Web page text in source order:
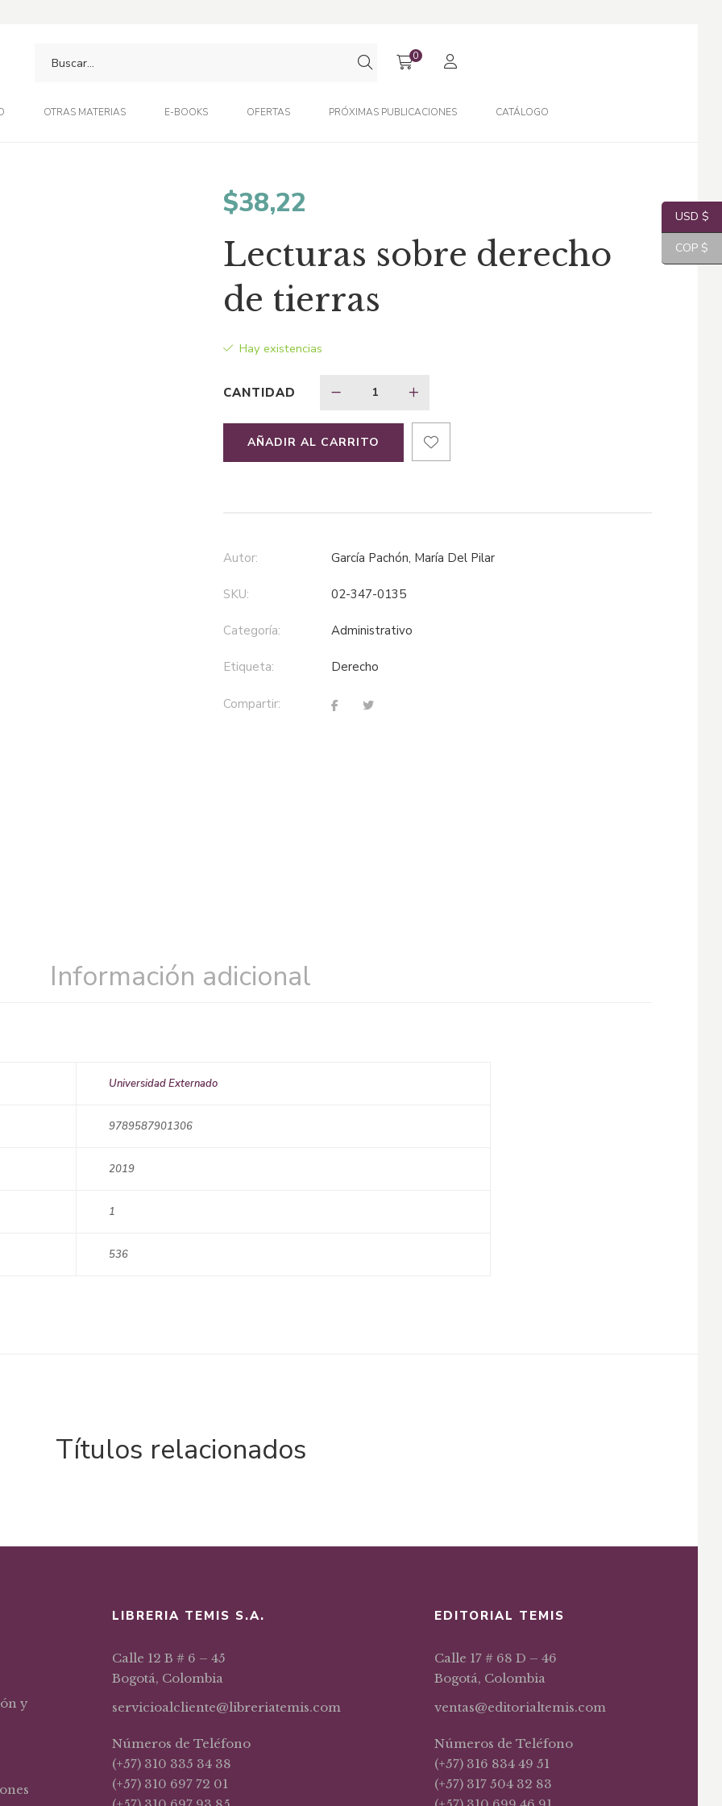
OTRAS MATERIAS E-BOOKS OFERTAS PRÓXIMAS PUBLICACIONES CATÁLOGO
0
$38,22
Lecturas sobre derecho
de tierras
Hay existencias
CANTIDAD
AÑADIR AL CARRITO
Autor: García Pachón, María Del Pilar
SKU: 02-347-0135
Categoría: administrativo
Etiqueta: derecho
Compartir:
Información adicional
Universidad Externado
9789587901306
2019
1
536
Títulos relacionados
y
LIBRERIA TEMIS S.A.
Calle 12 B # 6 – 45
Bogotá, Colombia
servicioalcliente@libreriatemis.com
Números de Teléfono
(+57) 310 335 34 38
(+57) 310 697 72 01
EDITORIAL TEMIS
Calle 17 # 68 D – 46
Bogotá, Colombia
ventas@editorialtemis.com
Números de Teléfono
(+57) 316 834 49 51
(+57) 317 504 32 83
USD $
COP $